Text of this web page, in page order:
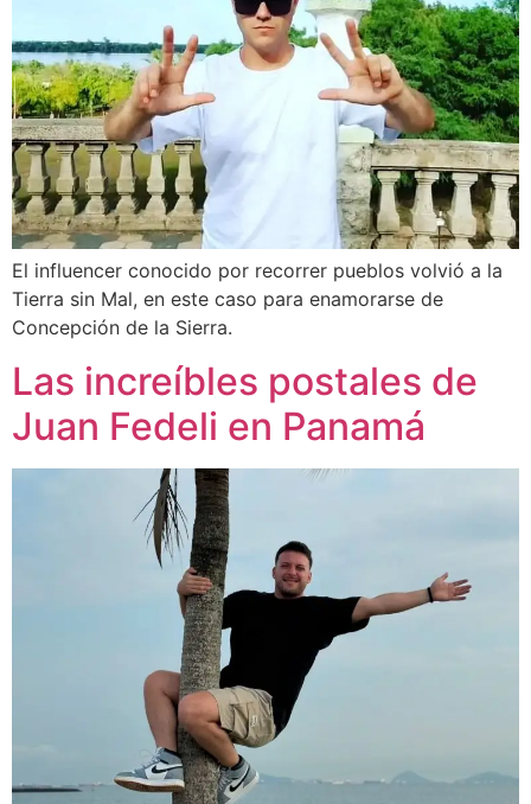
El influencer conocido por recorrer pueblos volvió a la
Tierra sin Mal, en este caso para enamorarse de
Concepción de la Sierra.
Las increíbles postales de
Juan Fedeli en Panamá